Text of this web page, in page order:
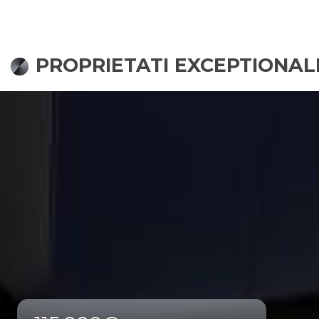
PROPRIETATI